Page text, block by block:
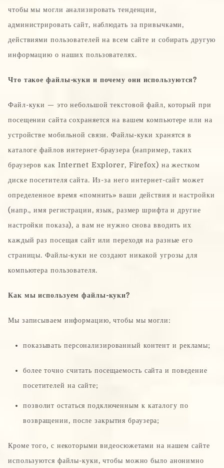
чтобы мы могли анализировать тенденции,
администрировать сайт, наблюдать за привычками,
действиями пользователей на всем сайте и собирать другую
информацию о наших пользователях.
Что такое файлы-куки и почему они используются?
Файл-куки — это небольшой текстовой файл, который при
посещении сайта сохраняется на вашем компьютере или на
устройстве мобильной связи. Файлы-куки хранятся в
каталоге файлов интернет-браузера (например, таких
браузеров как Internet Explorer, Firefox) на жестком
диске посетителя сайта. Из-за него интернет-сайт может
определенное время «помнить» ваши действия и настройки
(напр., имя регистрации, язык, размер шрифта и другие
настройки показа), а вам не нужно снова вводить их
каждый раз посещая сайт или переходя на разные его
страницы. Файлы-куки не создают никакой угрозы для
компьютера пользователя.
Как мы используем файлы-куки?
Мы записываем информацию, чтобы мы могли:
показывать персонализированный контент и рекламы;
более точно считать посещаемость сайта и поведение
посетителей на сайте;
позволит остаться подключенным к каталогу по
возвращении, после закрытия браузера;
Кроме того, с некоторыми видеосюжетами на нашем сайте
используются файлы-куки, чтобы можно было анонимно